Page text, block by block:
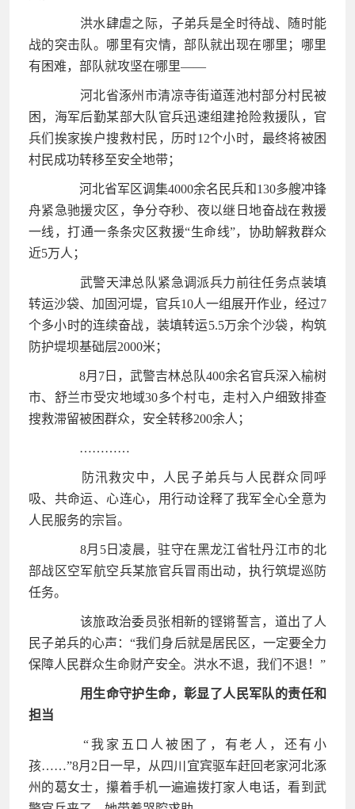
洪水肆虐之际，子弟兵是全时待战、随时能
战的突击队。哪里有灾情，部队就出现在哪里；哪里
有困难，部队就攻坚在哪里——
河北省涿州市清凉寺街道莲池村部分村民被
困，海军后勤某部大队官兵迅速组建抢险救援队，官
兵们挨家挨户搜救村民，历时12个小时，最终将被困
村民成功转移至安全地带；
河北省军区调集4000余名民兵和130多艘冲锋
舟紧急驰援灾区，争分夺秒、夜以继日地奋战在救援
一线，打通一条条灾区救援“生命线”，协助解救群众
近5万人；
武警天津总队紧急调派兵力前往任务点装填
转运沙袋、加固河堤，官兵10人一组展开作业，经过7
个多小时的连续奋战，装填转运5.5万余个沙袋，构筑
防护堤坝基础层2000米；
8月7日，武警吉林总队400余名官兵深入榆树
市、舒兰市受灾地域30多个村屯，走村入户细致排查
搜救滞留被困群众，安全转移200余人；
…………
防汛救灾中，人民子弟兵与人民群众同呼
吸、共命运、心连心，用行动诠释了我军全心全意为
人民服务的宗旨。
8月5日凌晨，驻守在黑龙江省牡丹江市的北
部战区空军航空兵某旅官兵冒雨出动，执行筑堤巡防
任务。
该旅政治委员张相新的铿锵誓言，道出了人
民子弟兵的心声：“我们身后就是居民区，一定要全力
保障人民群众生命财产安全。洪水不退，我们不退！”
用生命守护生命，彰显了人民军队的责任和
担当
“我家五口人被困了，有老人，还有小
孩……”8月2日一早，从四川宜宾驱车赶回老家河北涿
州的葛女士，攥着手机一遍遍拨打家人电话，看到武